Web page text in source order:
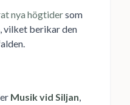
nya högtidersom
vilket berikar den
Musik vid Siljan,